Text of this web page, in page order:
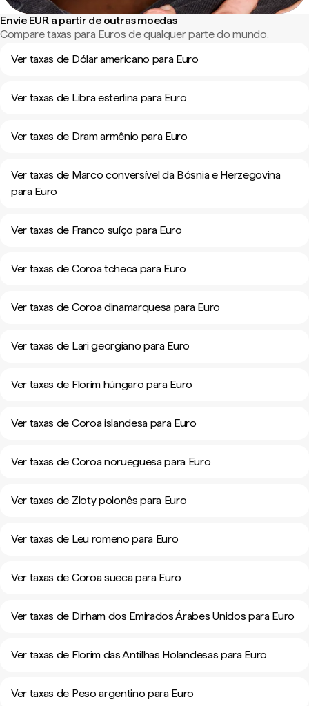
Envie EUR a partir de outras moedas
Compare taxas para Euros de qualquer parte do mundo.
Ver taxas de Dólar americano para Euro
Ver taxas de Libra esterlina para Euro
Ver taxas de Dram armênio para Euro
Ver taxas de Marco conversível da Bósnia e Herzegovina
para Euro
Ver taxas de Franco suíço para Euro
Ver taxas de Coroa tcheca para Euro
Ver taxas de Coroa dinamarquesa para Euro
Ver taxas de Lari georgiano para Euro
Ver taxas de Florim húngaro para Euro
Ver taxas de Coroa islandesa para Euro
Ver taxas de Coroa norueguesa para Euro
Ver taxas de Zloty polonês para Euro
Ver taxas de Leu romeno para Euro
Ver taxas de Coroa sueca para Euro
Ver taxas de Dirham dos Emirados Árabes Unidos para Euro
Ver taxas de Florim das Antilhas Holandesas para Euro
Ver taxas de Peso argentino para Euro